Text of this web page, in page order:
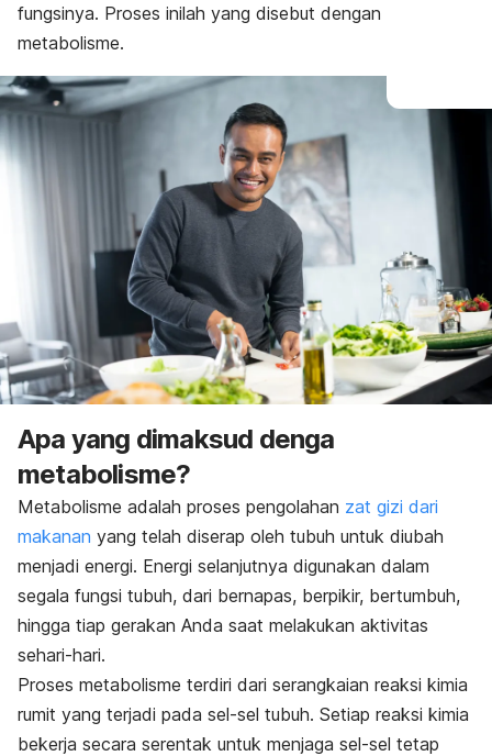
fungsinya. Proses inilah yang disebut dengan
metabolisme.
Apa yang dimaksud denga
metabolisme?
Metabolisme adalah proses pengolahan zat gizi dari
makanan yang telah diserap oleh tubuh untuk diubah
menjadi energi. Energi selanjutnya digunakan dalam
segala fungsi tubuh, dari bernapas, berpikir, bertumbuh,
hingga tiap gerakan Anda saat melakukan aktivitas
sehari-hari.
Proses metabolisme terdiri dari serangkaian reaksi kimia
rumit yang terjadi pada sel-sel tubuh. Setiap reaksi kimia
bekerja secara serentak untuk menjaga sel-sel tetap